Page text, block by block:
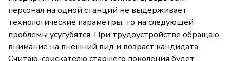
персонал на одной станций не выдерживает
технологические параметры, то на следующей
проблемы усугубятся. При трудоустройстве обращаю
внимание на внешний вид и возраст кандидата.